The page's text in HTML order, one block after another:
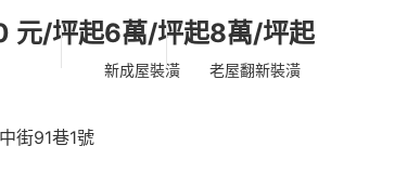
元/坪起6萬/坪起
新成屋裝潢
8萬/坪起
老屋翻新裝潢
街91巷1號